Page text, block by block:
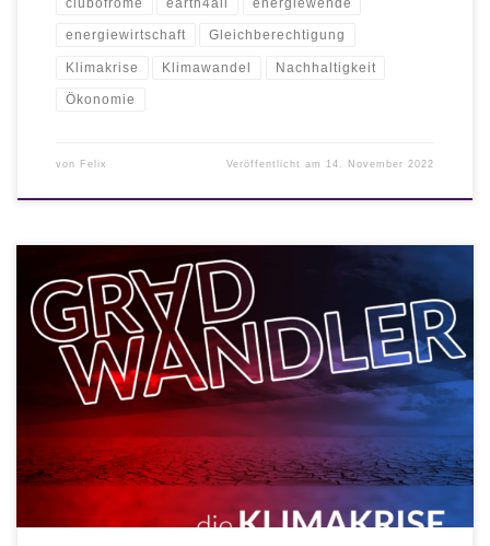
energiewirtschaft Gleichberechtigung
Klimakrise Klimawandel Nachhaltigkeit
Ökonomie
von Felix Veröffentlicht am 14. November 2022
Felix war auf der E-World Energy & Water und berichtet seine
Eindrücke zur aktuellen Lage der Stadtwerke und der
Energiebranche